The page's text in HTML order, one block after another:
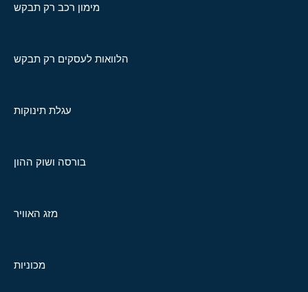
מימון רכב רק תבקש
הלוואות לעסקים רק תבקש
עגלת תינוקות
בורסה ושוק ההון
מזג האוויר
מכוניות